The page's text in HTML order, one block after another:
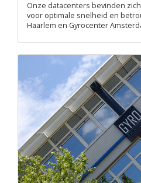
Onze datacenters bevinden
voor optimale snelheid en
Haarlem en Gyrocenter